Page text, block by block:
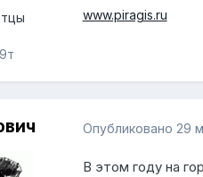
www.piragis.ru
Опубликовано 29
В этом году на